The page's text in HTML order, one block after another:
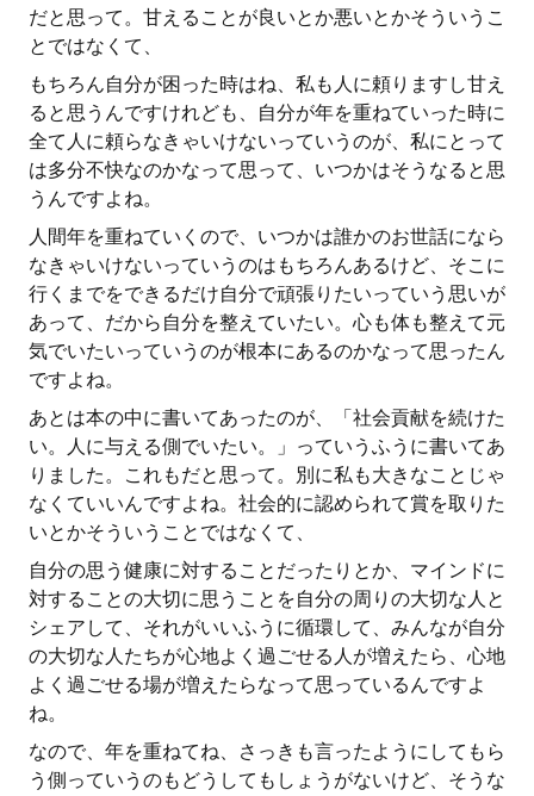
だと思って。甘えることが良いとか悪いとかそういうこ
とではなくて、
もちろん自分が困った時はね、私も人に頼りますし甘え
ると思うんですけれども、自分が年を重ねていった時に
全て人に頼らなきゃいけないっていうのが、私にとって
は多分不快なのかなって思って、いつかはそうなると思
うんですよね。
人間年を重ねていくので、いつかは誰かのお世話になら
なきゃいけないっていうのはもちろんあるけど、そこに
行くまでをできるだけ自分で頑張りたいっていう思いが
あって、だから自分を整えていたい。心も体も整えて元
気でいたいっていうのが根本にあるのかなって思ったん
ですよね。
あとは本の中に書いてあったのが、「社会貢献を続けた
い。人に与える側でいたい。」っていうふうに書いてあ
りました。これもだと思って。別に私も大きなことじゃ
なくていいんですよね。社会的に認められて賞を取りた
いとかそういうことではなくて、
自分の思う健康に対することだったりとか、マインドに
対することの大切に思うことを自分の周りの大切な人と
シェアして、それがいいふうに循環して、みんなが自分
の大切な人たちが心地よく過ごせる人が増えたら、心地
よく過ごせる場が増えたらなって思っているんですよ
ね。
なので、年を重ねてね、さっきも言ったようにしてもら
う側っていうのもどうしてもしょうがないけど、そうな